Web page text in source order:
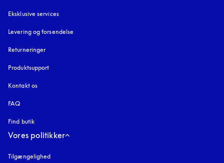
Eksklusive services
Levering og forsendelse
Returneringer
Produktsupport
Kontakt os
FAQ
Find butik
Vores politikker
Tilgængelighed